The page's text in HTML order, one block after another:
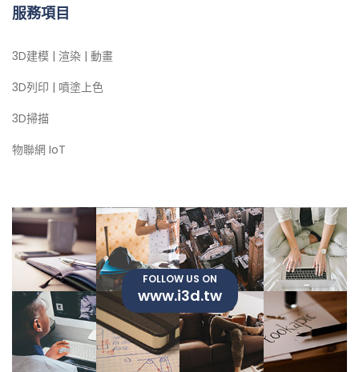
服務項目
3D建模 | 渲染 | 動畫
3D列印 | 噴塗上色
3D掃描
物聯網 IoT
FOLLOW US ON
www.i3d.tw